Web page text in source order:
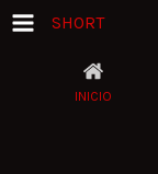
SHORT
INICIO